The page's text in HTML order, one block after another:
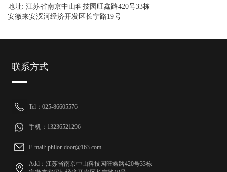
地址: 江苏省南京中山科技园旺鑫路420号33栋
安徽来安汊河经济开发区长宁路19号
联系方式
Tel：025-86605576
手机：13236521296
E-mail: philor-door@163.com
Add：江苏省南京中山科技园旺鑫路420号33栋